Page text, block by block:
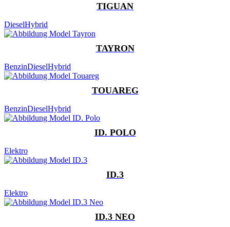
TIGUAN
DieselHybrid
TAYRON
BenzinDieselHybrid
TOUAREG
BenzinDieselHybrid
ID. POLO
Elektro
ID.3
Elektro
ID.3 NEO